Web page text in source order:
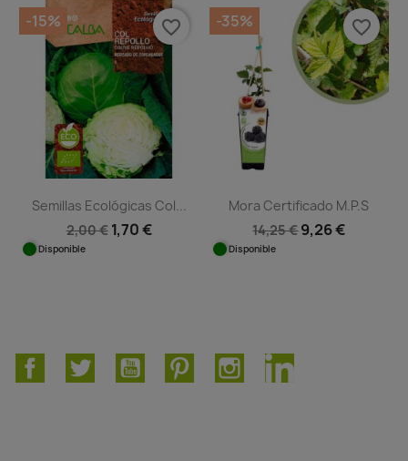
Semillas Ecológicas Col...
2,00 € 1,70 €
Disponible
-15% favorite_border
Mora Certificado M.P.S
14,25 €9,26 €
Disponible
-35% favorite_border
FacebookTwitter YouTube PinterestInstagramLinkedIn